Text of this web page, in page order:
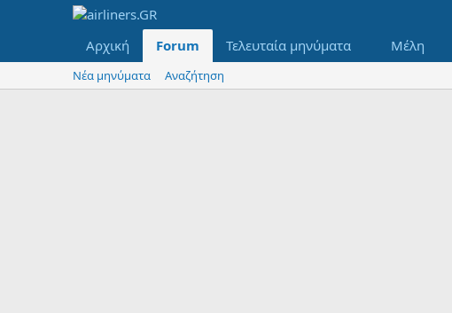
Αρχική Forum Τελευταία μηνύματα Μέλη
Νέα μηνύματα Αναζήτηση